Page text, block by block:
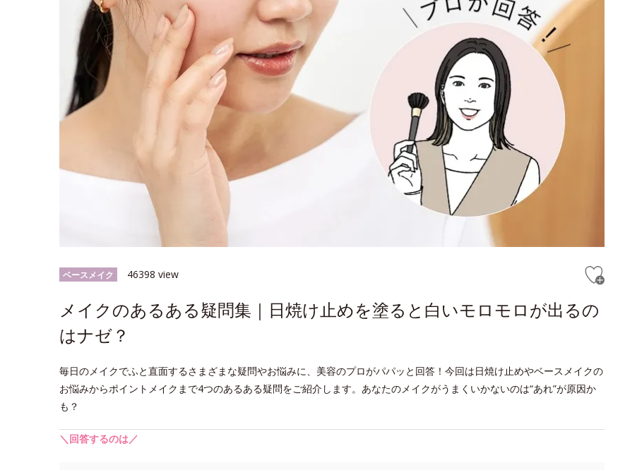
ベースメイク 46398 view
メイクのあるある疑問集｜日焼け止めを塗ると白いモロモロが出るの
はナゼ？
毎日のメイクでふと直面するさまざまな疑問やお悩みに、美容のプロがパパッと回答！今回は日焼け止めやベースメイクの
お悩みからポイントメイクまで4つのあるある疑問をご紹介します。あなたのメイクがうまくいかないのは“あれ”が原因か
も？
＼回答するのは／